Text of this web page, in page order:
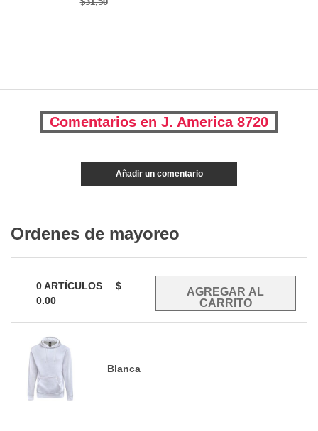
Comentarios en J. America 8720
Añadir un comentario
Ordenes de mayoreo
0ARTÍCULOS
$
0.00
Blanca